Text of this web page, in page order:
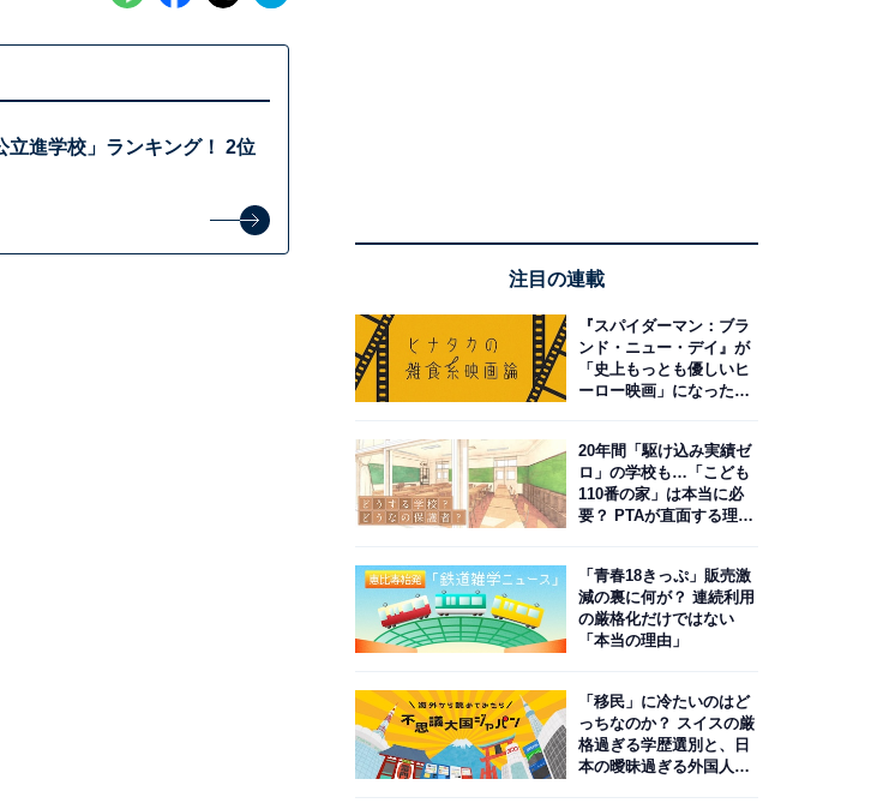
立進学校」ランキング！ 2位
注目の連載
『スパイダーマン：ブラ
ンド・ニュー・デイ』が
「史上もっとも優しいヒ
ーロー映画」になった理
20年間「駆け込み実績ゼ
ロ」の学校も…「こども
110番の家」は本当に必
要？ PTAが直面する理想
「青春18きっぷ」販売激
減の裏に何が？ 連続利用
の厳格化だけではない
「本当の理由」
「移民」に冷たいのはど
っちなのか？ スイスの厳
格過ぎる学歴選別と、日
本の曖昧過ぎる外国人政